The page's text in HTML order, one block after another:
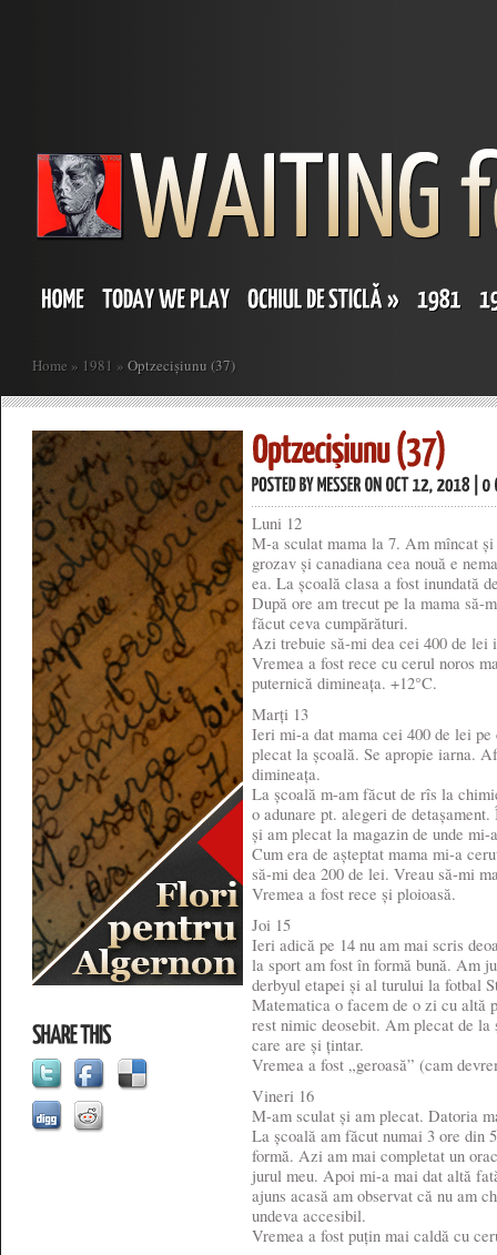
Home » 1981 » Optzecișiunu (37)
Luni 12
M-a sculat mama la 7. Am mîncat
grozav și canadiana cea nouă e
ea. La școală clasa a fost inundată
După ore am trecut pe la mama să-
făcut ceva cumpărături.
Azi trebuie să-mi dea cei 400 de lei
Vremea a fost rece cu cerul noros
puternică dimineața. +12°C.
Marți 13
Ieri mi-a dat mama cei 400 de lei
plecat la școală. Se apropie iarna.
dimineața.
La școală m-am făcut de rîs la
o adunare pt. alegeri de
și am plecat la magazin de unde
Cum era de așteptat mama mi-a
să-mi dea 200 de lei. Vreau să-mi
Vremea a fost rece și ploioasă.
Joi 15
Ieri adică pe 14 nu am mai scris
la sport am fost în formă bună. Am
derbyul etapei și al turului la fotbal
Matematica o facem de o zi cu altă
rest nimic deosebit. Am plecat de la
care are și țintar.
Vremea a fost „geroasă” (cam
Vineri 16
M-am sculat și am plecat. Datoria
La școală am făcut numai 3 ore din
formă. Azi am mai completat un
jurul meu. Apoi mi-a mai dat altă
ajuns acasă am observat că nu am
undeva accesibil.
Vremea a fost puțin mai caldă cu